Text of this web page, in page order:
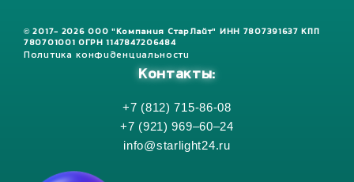
© 2017- 2026 ООО "Компания СтарЛайт" ИНН 7807391637 КПП
780701001 ОГРН 1147847206484
Политика конфиденциальности
Контакты:
+7 (812) 715-86-08
+7 (921) 969–60–24
info@starlight24.ru